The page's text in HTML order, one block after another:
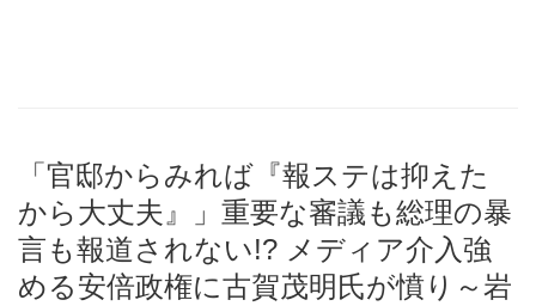
「官邸からみれば『報ステは抑えた
から大丈夫』」重要な審議も総理の暴
言も報道されない!? メディア介入強
める安倍政権に古賀茂明氏が憤り～岩